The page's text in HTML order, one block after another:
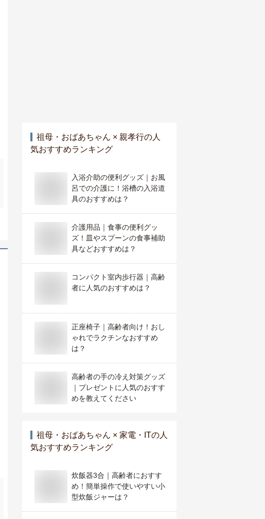
祖母・おばあちゃん × 親孝行の人
気おすすめランキング
入浴介助の便利グッズ｜お風
呂での介護に！浴槽の入浴道
具のおすすめは？
介護用品｜食事の便利グッ
ズ！皿やスプーンの食事補助
具などおすすめは？
コンパクト室内歩行器｜高齢
者に人気のおすすめは？
正座椅子｜高齢者向け！おし
ゃれでラクチンなおすすめ
は？
高齢者の手の冷え対策グッズ
｜プレゼントに人気のおすす
めを教えてください
祖母・おばあちゃん × 家電・ITの人
気おすすめランキング
炊飯器3合｜高齢者におすす
め！簡単操作で使いやすい小
型炊飯ジャーは？